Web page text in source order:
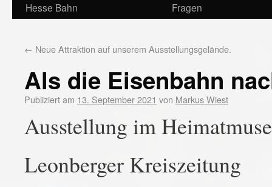
Hesse Bahn
Fragen
← Neue Attraktion auf unserem Ausstellungsgelände.
Als die Eisenbahn
Publiziert am 13. September 2021 von Markus Wiest
Ausstellung im
Leonberger Kreiszeitung